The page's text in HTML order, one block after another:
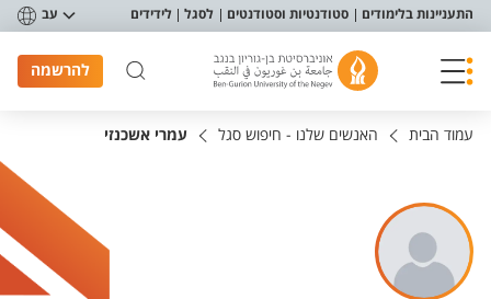
תפריט נגישות
התעניינות בלימודים סטודנטיות וסטודנטים לסגל לידידים עב
להרשמה
עמוד הבית האנשים שלנו - חיפוש סגל עמרי אשכנזי